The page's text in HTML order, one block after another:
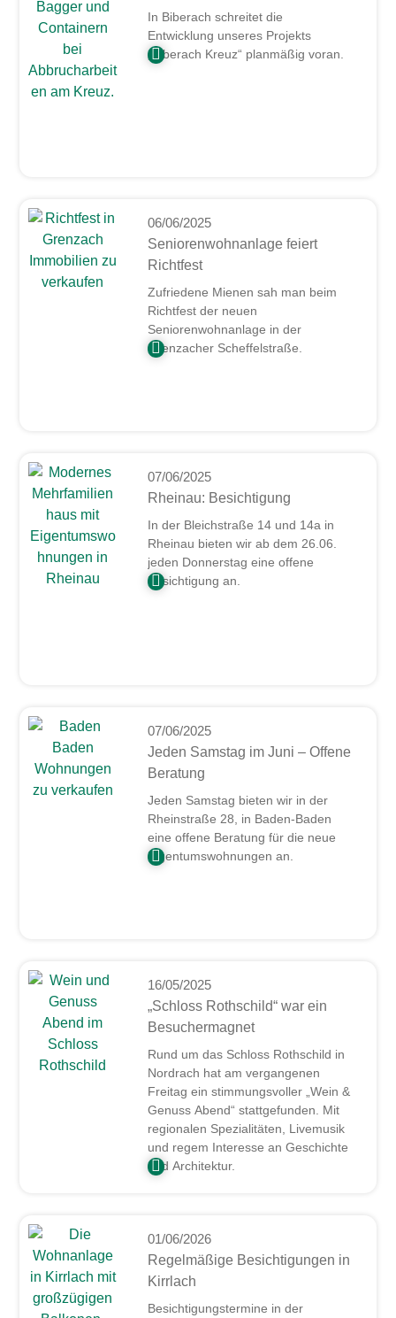
In Biberach schreitet die
Entwicklung unseres Projekts
„Biberach Kreuz“ planmäßig voran.
06/06/2025
Seniorenwohnanlage feiert
Richtfest
Zufriedene Mienen sah man beim
Richtfest der neuen
Seniorenwohnanlage in der
Grenzacher Scheffelstraße.
07/06/2025
Rheinau: Besichtigung
In der Bleichstraße 14 und 14a in
Rheinau bieten wir ab dem 26.06.
jeden Donnerstag eine offene
Besichtigung an.
07/06/2025
Jeden Samstag im Juni – Offene
Beratung
Jeden Samstag bieten wir in der
Rheinstraße 28, in Baden-Baden
eine offene Beratung für die neue
Eigentumswohnungen an.
16/05/2025
„Schloss Rothschild“ war ein
Besuchermagnet
Rund um das Schloss Rothschild in
Nordrach hat am vergangenen
Freitag ein stimmungsvoller „Wein &
Genuss Abend“ stattgefunden. Mit
regionalen Spezialitäten, Livemusik
und regem Interesse an Geschichte
und Architektur.
01/06/2026
Regelmäßige Besichtigungen in
Kirrlach
Besichtigungstermine in der